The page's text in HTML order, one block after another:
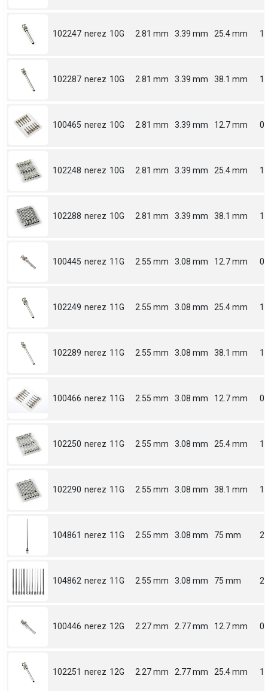
102247 nerez 10G 2.81 mm 3.39 mm 25.4 mm 1
102287 nerez 10G 2.81 mm 3.39 mm 38.1 mm
100465 nerez 10G 2.81 mm 3.39 mm 12.7 mm
102248 nerez 10G 2.81 mm 3.39 mm 25.4 mm 1
102288 nerez 10G 2.81 mm 3.39 mm 38.1 mm
100445 nerez 11G 2.55 mm 3.08 mm 12.7 mm
102249 nerez 11G 2.55 mm 3.08 mm 25.4 mm 1
102289 nerez 11G 2.55 mm 3.08 mm 38.1 mm
100466 nerez 11G 2.55 mm 3.08 mm 12.7 mm
102250 nerez 11G 2.55 mm 3.08 mm 25.4 mm 1
102290 nerez 11G 2.55 mm 3.08 mm 38.1 mm
104861 nerez 11G 2.55 mm 3.08 mm 75 mm
104862 nerez 11G 2.55 mm 3.08 mm 75 mm
100446 nerez 12G 2.27 mm 2.77 mm 12.7 mm
102251 nerez 12G 2.27 mm 2.77 mm 25.4 mm 1